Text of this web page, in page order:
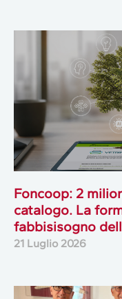
Foncoop: 2
catalogo. La
fabbisisogno
21 Luglio 2026